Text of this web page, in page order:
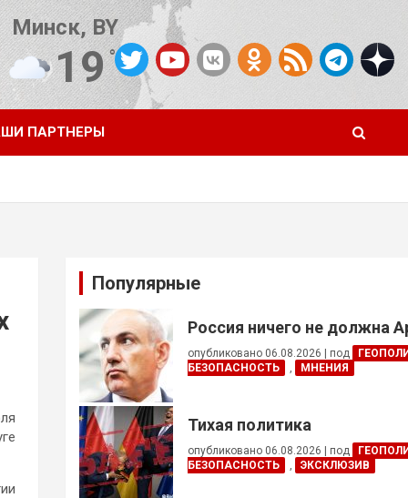
Минск, BY
19°C
от OpenWeatherMap
ПАРТНЕРЫ
Популярные
Россия ничего не должна
опубликовано 06.08.2026 под
БЕЗОПАСНОСТЬ
, МНЕНИЯ
Тихая политика
опубликовано 06.08.2026 под
БЕЗОПАСНОСТЬ
, ЭКСКЛЮЗИВ